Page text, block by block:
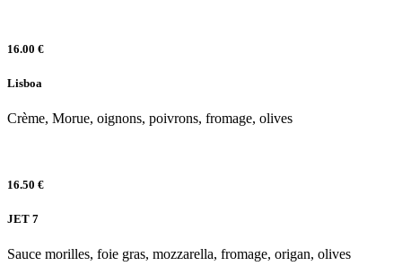
16.00 €
Lisboa
Crème, Morue, oignons, poivrons, fromage, olives
16.50 €
JET 7
Sauce morilles, foie gras, mozzarella, fromage, origan, olives